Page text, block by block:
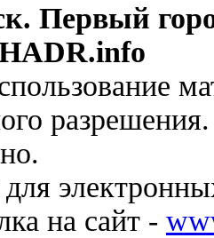
Первый
на сайт -